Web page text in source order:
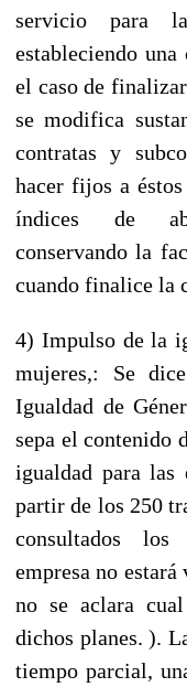
servicio para
estableciendo
el caso de
se modifica
contratas y
hacer fijos a
índices de
conservando la
cuando finalice la
4) Impulso de la
mujeres,: Se
Igualdad de
sepa el contenido
igualdad para las
partir de los 250
consultados los
empresa no
no se aclara
dichos planes. ).
tiempo parcial,